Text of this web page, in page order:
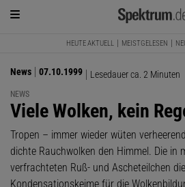
HEUTE AKTUELL MEISTGELESEN
News 07.10.1999 Lesedauer ca. 2 Minuten
NEWS
:
Viele Wolken, kein
Tropen – immer wieder wüten
dichte Rauchwolken den Himmel. Die in
verfrachteten Ruß- und Ascheteilchen
Kondensationskeime für die